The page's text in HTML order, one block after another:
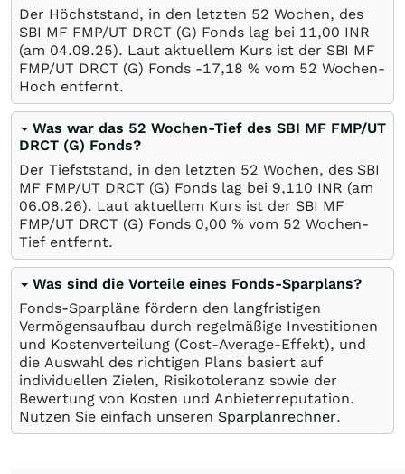
Der Höchststand, in den letzten 52 Wochen, des
SBI MF FMP/UT DRCT (G) Fonds lag bei 11,00 INR
(am 04.09.25). Laut aktuellem Kurs ist der SBI MF
FMP/UT DRCT (G) Fonds -17,18 % vom 52 Wochen-
Hoch entfernt.
Was war das 52 Wochen-Tief des SBI MF FMP/UT
DRCT (G) Fonds?
Der Tiefststand, in den letzten 52 Wochen, des SBI
MF FMP/UT DRCT (G) Fonds lag bei 9,110 INR (am
06.08.26). Laut aktuellem Kurs ist der SBI MF
FMP/UT DRCT (G) Fonds 0,00 % vom 52 Wochen-
Tief entfernt.
Was sind die Vorteile eines Fonds-Sparplans?
Fonds-Sparpläne fördern den langfristigen
Vermögensaufbau durch regelmäßige Investitionen
und Kostenverteilung (Cost-Average-Effekt), und
die Auswahl des richtigen Plans basiert auf
individuellen Zielen, Risikotoleranz sowie der
Bewertung von Kosten und Anbieterreputation.
Nutzen Sie einfach unseren Sparplanrechner.